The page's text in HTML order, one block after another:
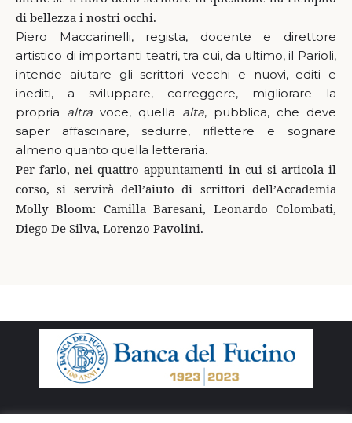
di bellezza i nostri occhi.
Piero Maccarinelli, regista, docente e direttore
artistico di importanti teatri, tra cui, da ultimo, il Parioli,
intende aiutare gli scrittori vecchi e nuovi, editi e
inediti, a sviluppare, correggere, migliorare la
propria altra voce, quella alta, pubblica, che deve
saper affascinare, sedurre, riflettere e sognare
almeno quanto quella letteraria.
Per farlo, nei quattro appuntamenti in cui si articola il
corso, si servirà dell’aiuto di scrittori dell’Accademia
Molly Bloom: Camilla Baresani, Leonardo Colombati,
Diego De Silva, Lorenzo Pavolini.